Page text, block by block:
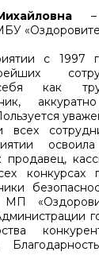
с 1997
себя как
всех
продавец,
конкурсах